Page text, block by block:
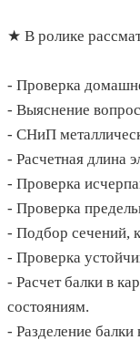
★ В ролике
- Проверка
- Выяснение
- СНиП
- Расчетная длина
- Проверка
- Проверка
- Подбор сечений,
- Проверка
- Расчет балки в
состояниям.
- Разделение